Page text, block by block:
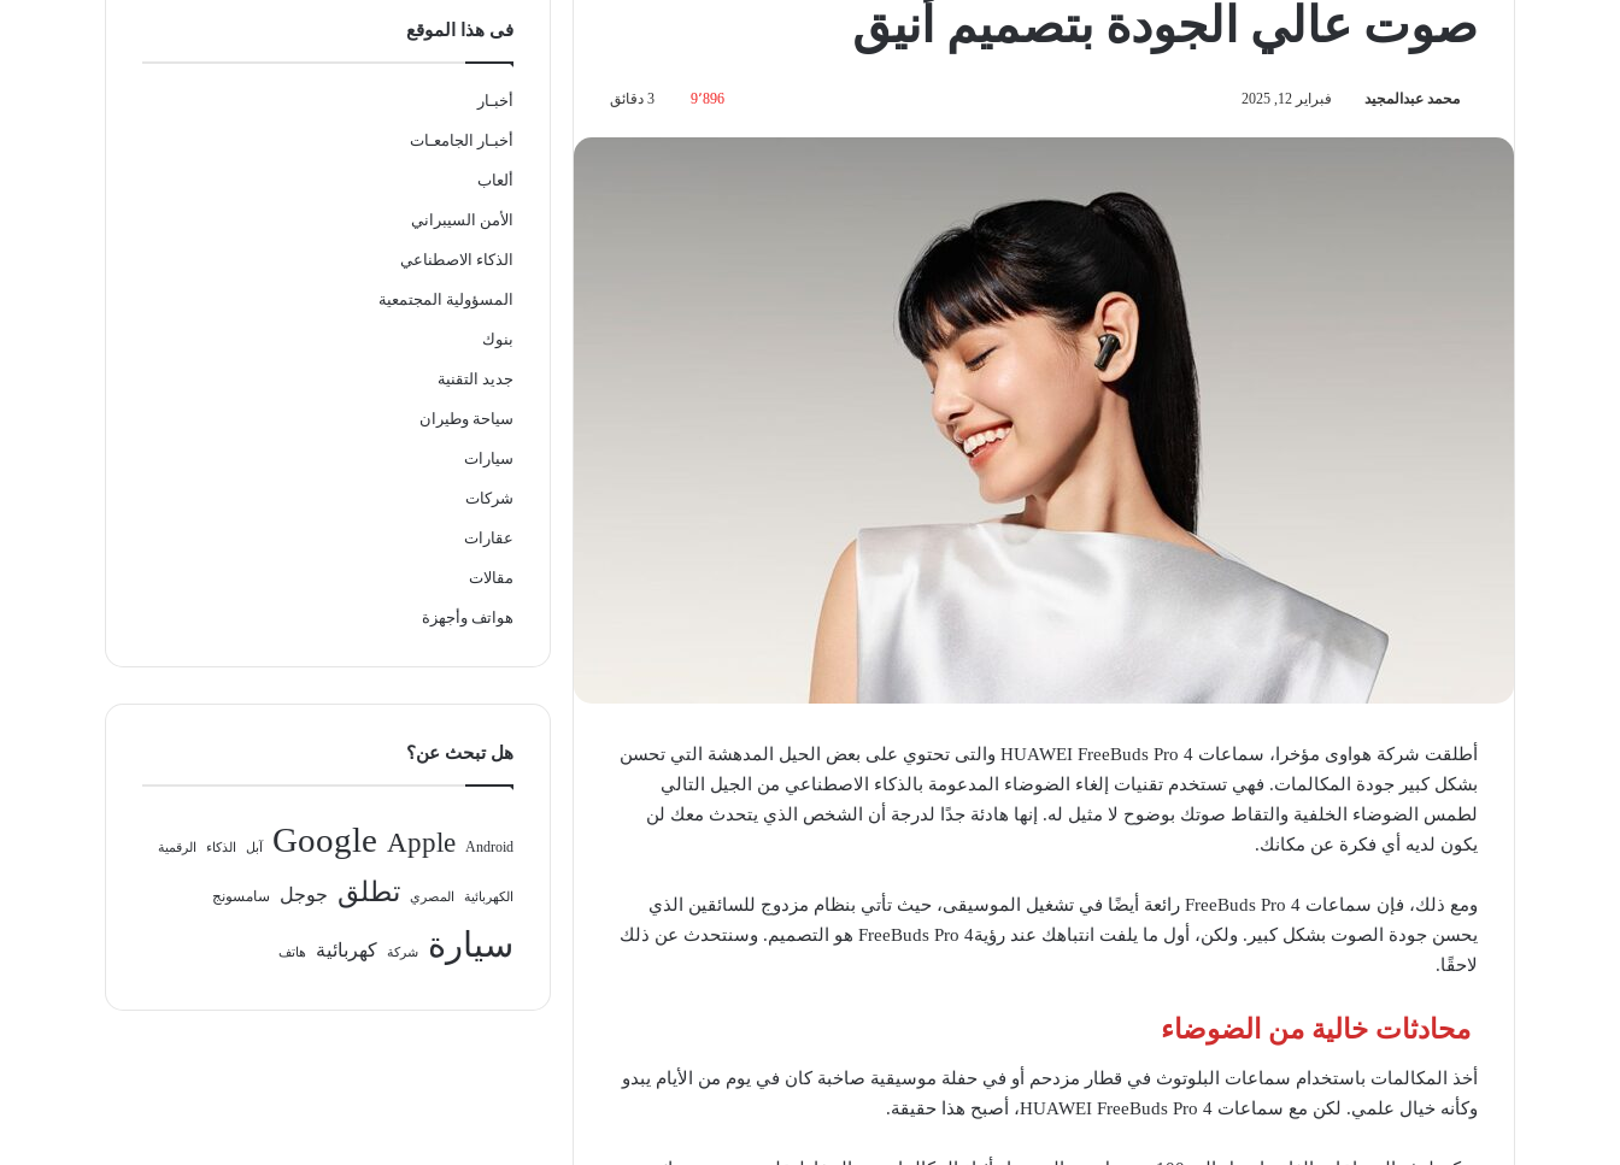
صوت عالي الجودة بتصميم أنيق
محمد عبدالمجيد فبراير 12, 2025 9٬896
أطلقت شركة هواوى مؤخرا، سماعات HUAWEI FreeBuds Pro 4 والتى تحتوي على بعض الحيل المدهشة التي تحسن
بشكل كبير جودة المكالمات. فهي تستخدم تقنيات إلغاء الضوضاء المدعومة بالذكاء الاصطناعي من الجيل التالي
لطمس الضوضاء الخلفية والتقاط صوتك بوضوح لا مثيل له. إنها هادئة جدًا لدرجة أن الشخص الذي يتحدث معك لن
يكون لديه أي فكرة عن مكانك.
ومع ذلك، فإن سماعات FreeBuds Pro 4 رائعة أيضًا في تشغيل الموسيقى، حيث تأتي بنظام مزدوج للسائقين الذي
يحسن جودة الصوت بشكل كبير. ولكن، أول ما يلفت انتباهك عند رؤية4 FreeBuds Pro هو التصميم. وسنتحدث عن ذلك
لاحقًا.
محادثات خالية من الضوضاء
أخذ المكالمات باستخدام سماعات البلوتوث في قطار مزدحم أو في حفلة موسيقية صاخبة كان في يوم من الأيام يبدو
وكأنه خيال علمي. لكن مع سماعات HUAWEI FreeBuds Pro 4، أصبح هذا حقيقة.
فى هذا الموقع
أخبـار
أخبـار الجامعـات
ألعاب
الأمن السيبراني
الذكاء الاصطناعي
المسؤولية المجتمعية
بنوك
جديد التقنية
سياحة وطيران
سيارات
شركات
عقارات
مقالات
هواتف وأجهزة
هل تبحث عن؟
Android
Apple
Google آبل الذكاء الرقمية
الكهربائية المصري تطلق جوجل سامسونج
سيارة شركة كهربائية هاتف